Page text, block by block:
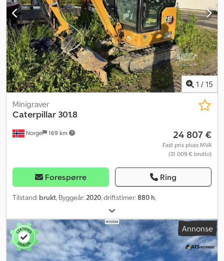
1 / 15
Norge 169 km
Minigraver
Caterpillar 301.8
24 807 €
Fast pris pluss MVA
(31 009 € brutto)
Forespørre Ring
Tilstand: brukt, Byggeår: 2020, driftstimer:880 h,
Annonse